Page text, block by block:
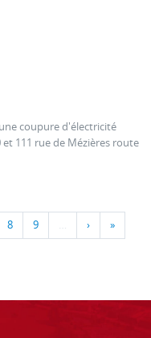
coupure d'électricité
et 111 rue de Mézières route
8 9 … › »